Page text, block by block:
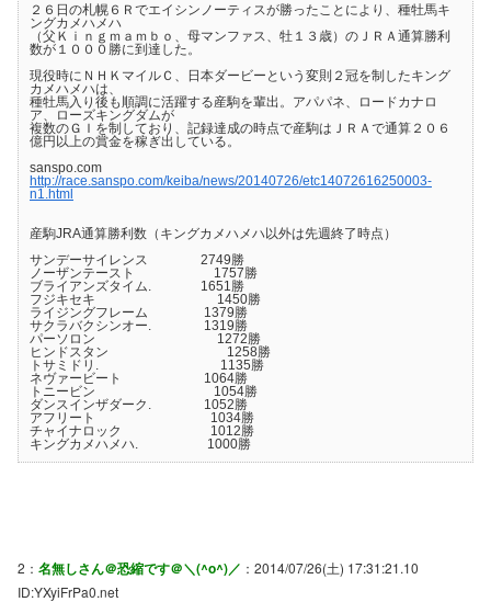
２６日の札幌６Ｒでエイシンノーティスが勝ったことにより、種牡馬キ
ングカメハメハ
（父Ｋｉｎｇｍａｍｂｏ、母マンファス、牡１３歳）のＪＲＡ通算勝利
数が１０００勝に到達した。
現役時にＮＨＫマイルＣ、日本ダービーという変則２冠を制したキング
カメハメハは、
種牡馬入り後も順調に活躍する産駒を輩出。アパパネ、ロードカナロ
ア、ローズキングダムが
複数のＧＩを制しており、記録達成の時点で産駒はＪＲＡで通算２０６
億円以上の賞金を稼ぎ出している。
sanspo.com
http://race.sanspo.com/keiba/news/20140726/etc14072616250003-
n1.html
産駒JRA通算勝利数（キングカメハメハ以外は先週終了時点）
サンデーサイレンス 2749勝
ノーザンテースト 1757勝
ブライアンズタイム. 1651勝
フジキセキ 1450勝
ライジングフレーム 1379勝
サクラバクシンオー. 1319勝
パーソロン 1272勝
ヒンドスタン 1258勝
トサミドリ. 1135勝
ネヴァービート 1064勝
トニービン 1054勝
ダンスインザダーク. 1052勝
アフリート 1034勝
チャイナロック 1012勝
キングカメハメハ. 1000勝
2： 名無しさん＠恐縮です＠＼(^o^)／ ：2014/07/26(土) 17:31:21.10
ID:YXyiFrPa0.net